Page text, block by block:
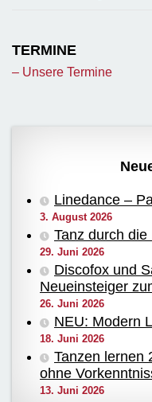
TERMINE
– Unsere Termine
Linedance –
3. August 2026
Tanz durch die
29. Juni 2026
Discofox und
Neueinsteiger
26. Juni 2026
NEU: Modern
18. Juni 2026
Tanzen lernen
ohne
13. Juni 2026